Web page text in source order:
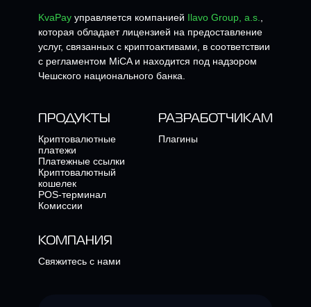
KvaPay управляется компанией Ilavo Group, a.s.
которая обладает лицензией на предоставление
услуг, связанных с криптоактивами, в соответствии
с регламентом MiCA и находится под надзором
Чешского национального банка.
ПРОДУКТЫ
Криптовалютные
платежи
Платежные ссылки
Криптовалютный
кошелек
POS-терминал
Комиссии
РАЗРАБОТЧИКАМ
Плагины
КОМПАНИЯ
Свяжитесь с нами